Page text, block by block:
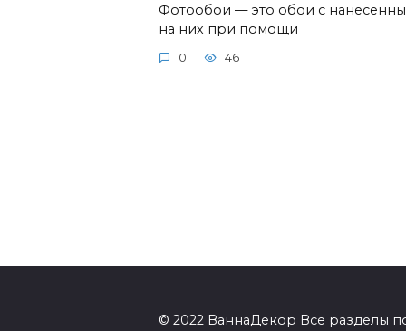
Фотообои — это обои с
на них при помощи
0 46
© 2022 ВаннаДекор Все разделы